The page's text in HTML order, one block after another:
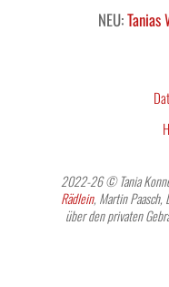
NEU:Tanias
2022-26 © Tania
Rädlein, Martin Paasch,
über den privaten